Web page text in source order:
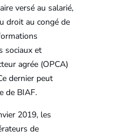
versé au salarié,
droit au congé de
sociaux et
agrée (OPCA)
dernier peut
de BIAF.
2019, les
de